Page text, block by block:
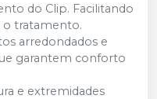
do Clip. Facilitando
o tratamento.
arredondados e
garantem conforto
e extremidades